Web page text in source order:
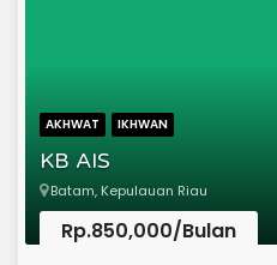
AKHWAT IKHWAN
KB AIS
Batam, Kepulauan Riau
Rp.850,000/Bulan